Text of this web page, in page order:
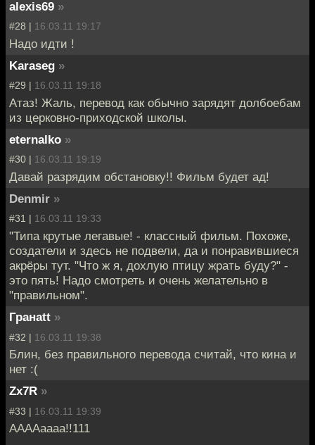
alexis69 »
#28 | 16.03.11 19:17
Надо идти !
Karaseg »
#29 | 16.03.11 19:18
Атаз! Жаль, перевод как обычно зарядят долбоебам
из церковно-приходской школы.
eternalko »
#30 | 16.03.11 19:19
Давай разрядим обстановку!! Фильм будет ад!
Denmir »
#31 | 16.03.11 19:33
"Типа крутые легавые! - классный фильм. Похоже,
создатели и здесь не подвели, да и понравившиеся
акрёры тут. "Что ж я, дохлую птицу жрать буду?" -
это пять! Надо смотреть и очень желательно в
"правильном".
Гранаtt »
#32 | 16.03.11 19:38
Блин, без правильного перевода считай, что кина и
нет :(
Zx7R »
#33 | 16.03.11 19:39
ААААаааа!!111